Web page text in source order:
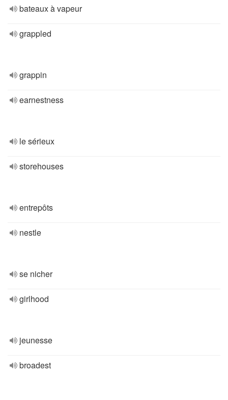
bateaux à vapeur
grappled
grappin
earnestness
le sérieux
storehouses
entrepôts
nestle
se nicher
girlhood
jeunesse
broadest